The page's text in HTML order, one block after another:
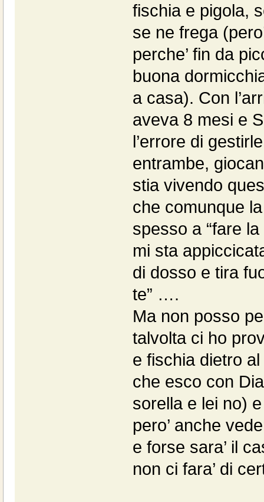
fischia e pigola,
se ne frega
perche’ fin da
buona
a casa). Con
aveva 8 mesi e
l’errore di
entrambe,
stia vivendo
che comunque
spesso a “fare
mi sta
di dosso e tira
te” ….
Ma non posso
talvolta ci ho
e fischia dietro
che esco con
sorella e lei no)
pero’ anche
e forse sara’ il
non ci fara’ di